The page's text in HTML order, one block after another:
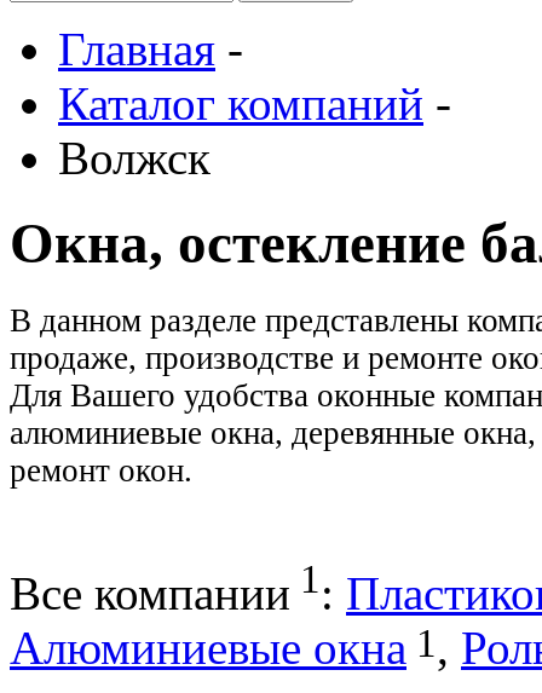
Главная -
Каталог компаний -
Волжск
Окна, остекление
В данном разделе представлены
продаже, производстве и ремонте
Для Вашего удобства оконные
алюминиевые окна, деревянные
ремонт окон.
Все компании 1 :
Алюминиевые окна 1,